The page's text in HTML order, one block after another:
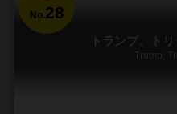
No.28
トランプ、ト
Trump,